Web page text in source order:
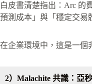
白皮書清楚指出：Arc 的
預測成本」與「穩定交易
在企業環境中，這是一個
2）Malachite 共識：亞